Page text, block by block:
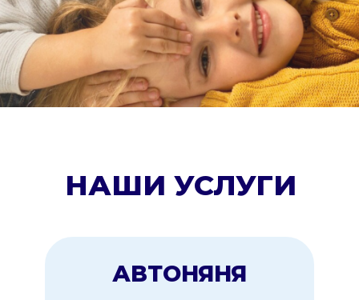
Безопасное
сопровождение
ребенка с автоняней
АВТОНЯНЯ